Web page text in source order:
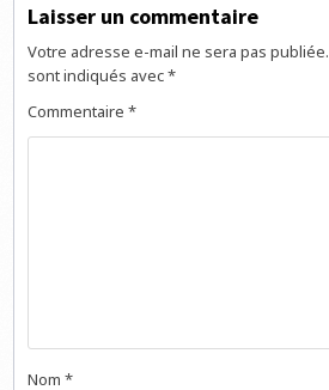
Laisser un commentaire
Votre adresse e-mail ne sera pas publiée.
sont indiqués avec*
Commentaire*
Nom*